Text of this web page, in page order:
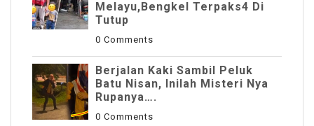
Melayu,Bengkel Terpaks4 Di
Tutup
0 Comments
Berjalan Kaki Sambil Peluk
Batu Nisan, Inilah Misteri Nya
Rupanya….
0 Comments